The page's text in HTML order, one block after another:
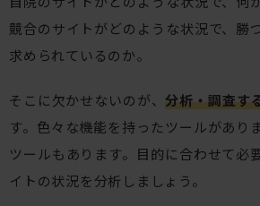
競合のサイトがどのような状況で、勝
求められているのか。
そこに欠かせないのが、分析・調査す
す。色々な機能を持ったツールがあり
ツールもあります。目的に合わせて必
イトの状況を分析しましょう。